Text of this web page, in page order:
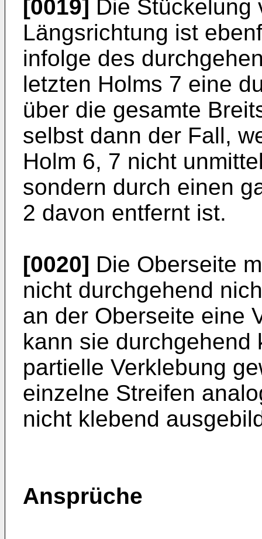
[0019] Die Stückelung
Längsrichtung ist
infolge des
letzten Holms 7 eine
über die gesamte
selbst dann der Fall,
Holm 6, 7 nicht
sondern durch einen
2 davon entfernt ist.
[0020] Die Oberseite
nicht durchgehend
an der Oberseite eine
kann sie durchgehend
partielle Verklebung
einzelne Streifen
nicht klebend
Ansprüche